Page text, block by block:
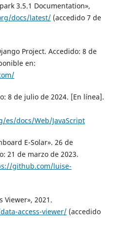
3.5.1 Documentation»,
docs/latest/(accedido 7 de
Project. Accedido: 8 de
en:
8 de julio de 2024. [En línea].
docs/Web/JavaScript
E-Solar». 26 de
21 de marzo de 2023.
github.com/luise-
Viewer», 2021.
access-viewer/(accedido